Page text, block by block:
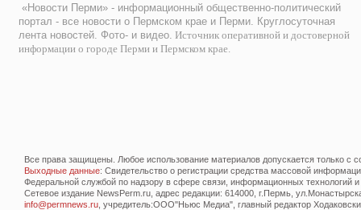
«Новости Перми» - информационный общественно-политический
портал - все новости о Пермском крае и Перми. Круглосуточная
лента новостей. Фото- и видео. Источник оперативной и достоверной
информации о городе Перми и Пермском крае.
Все права защищены. Любое использование материалов допускается только с
Выходные данные: Свидетельство о регистрации средства массовой
Федеральной службой по надзору в сфере связи, информационных технологий
Сетевое издание NewsPerm.ru, адрес редакции: 614000, г.Пермь,
info@permnews.ru , учредитель:ООО"Ньюс Медиа", главный редактор